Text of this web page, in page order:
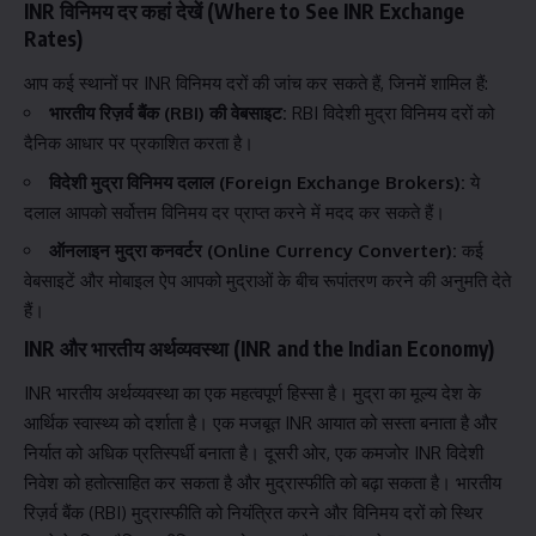
INR विनिमय दर कहां देखें (Where to See INR Exchange
Rates)
आप कई स्थानों पर INR विनिमय दरों की जांच कर सकते हैं, जिनमें शामिल हैं:
भारतीय रिज़र्व बैंक (RBI) की वेबसाइट: RBI विदेशी मुद्रा विनिमय दरों को
दैनिक आधार पर प्रकाशित करता है।
विदेशी मुद्रा विनिमय दलाल (Foreign Exchange Brokers): ये
दलाल आपको सर्वोत्तम विनिमय दर प्राप्त करने में मदद कर सकते हैं।
ऑनलाइन मुद्रा कनवर्टर (Online Currency Converter): कई
वेबसाइटें और मोबाइल ऐप आपको मुद्राओं के बीच रूपांतरण करने की अनुमति देते
हैं।
INR और भारतीय अर्थव्यवस्था (INR and the Indian Economy)
INR भारतीय अर्थव्यवस्था का एक महत्वपूर्ण हिस्सा है। मुद्रा का मूल्य देश के
आर्थिक स्वास्थ्य को दर्शाता है। एक मजबूत INR आयात को सस्ता बनाता है और
निर्यात को अधिक प्रतिस्पर्धी बनाता है। दूसरी ओर, एक कमजोर INR विदेशी
निवेश को हतोत्साहित कर सकता है और मुद्रास्फीति को बढ़ा सकता है। भारतीय
रिज़र्व बैंक (RBI) मुद्रास्फीति को नियंत्रित करने और विनिमय दरों को स्थिर